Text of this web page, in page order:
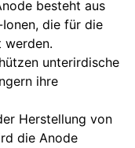
besteht aus
die für die
werden.
unterirdische
ihre
Herstellung von
die Anode